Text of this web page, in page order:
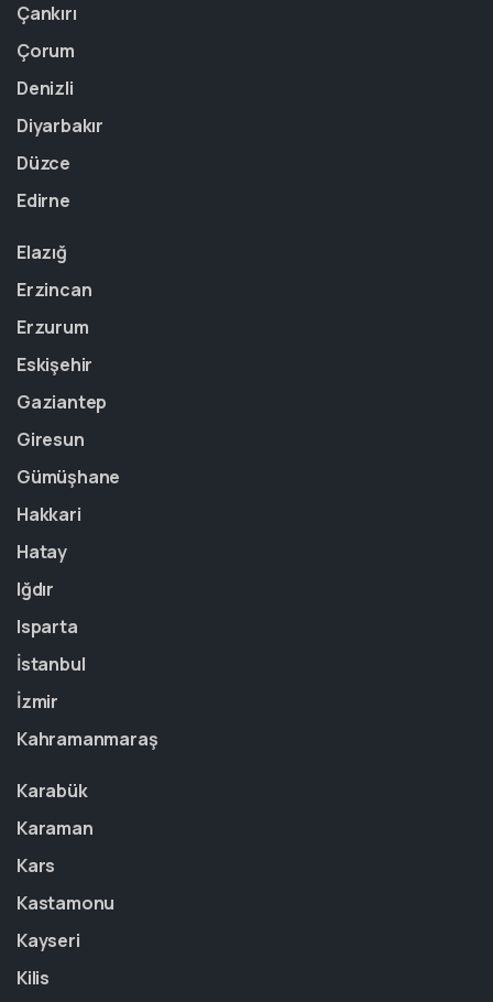
Çankırı
Çorum
Denizli
Diyarbakır
Düzce
Edirne
Elazığ
Erzincan
Erzurum
Eskişehir
Gaziantep
Giresun
Gümüşhane
Hakkari
Hatay
Iğdır
Isparta
İstanbul
İzmir
Kahramanmaraş
Karabük
Karaman
Kars
Kastamonu
Kayseri
Kilis